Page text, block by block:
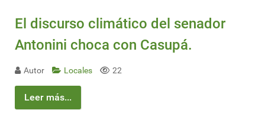
El discurso climático del senador
Antonini choca con Casupá.
Autor Locales 22
Leer más...